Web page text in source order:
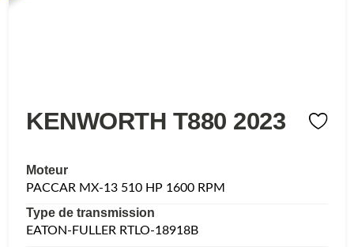
KENWORTH T880 2023
Moteur
PACCAR MX-13 510 HP 1600 RPM
Type de transmission
EATON-FULLER RTLO-18918B